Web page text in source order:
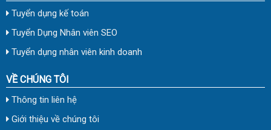
Tuyển dụng kế toán
Tuyển Dụng Nhân viên SEO
Tuyển dụng nhân viên kinh doanh
VỀ CHÚNG TÔI
Thông tin liên hệ
Giới thiệu về chúng tôi